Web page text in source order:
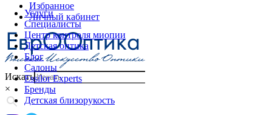
Избранное
Личный кабинет
Искать
×
Услуги
Специалисты
Центр контроля миопии
Детская оптика
Блог
Салоны
Essilor Experts
Бренды
Детская близорукость